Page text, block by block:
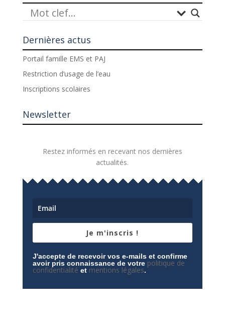
Dernières actus
Portail famille EMS et PAJ
Restriction d’usage de l’eau
Inscriptions scolaires
Newsletter
Restez informés en recevant nos dernières
actualités.
Je m'inscris !
J'accepte de recevoir vos e-mails et confirme
avoir pris connaissance de votre politique de
confidentialité et mentions légales.